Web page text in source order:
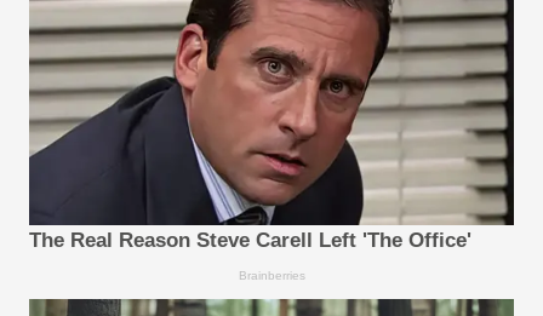
The Real Reason Steve Carell Left 'The Office'
Brainberries